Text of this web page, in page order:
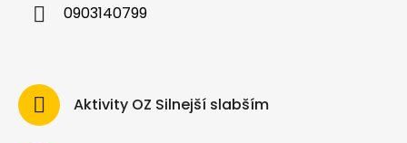
0903140799
Aktivity OZ Silnejší slabším